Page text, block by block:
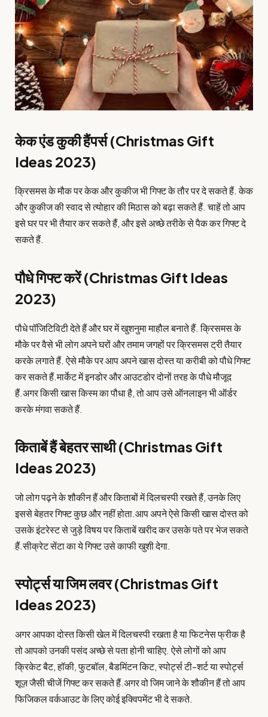
केक एंड कुकी हैंपर्स (Christmas Gift
Ideas 2023)
क्रिसमस के मौक पर केक और कुकीज भी गिफ्ट के तौर पर दे सकते हैं. केक
और कुकीज की स्वाद से त्योहार की मिठास को बढ़ा सकते हैं. चाहें तो आप
इसे घर पर भी तैयार कर सकते हैं, और इसे अच्छे तरीके से पैक कर गिफ्ट दे
सकते हैं.
पौधे गिफ्ट करें (Christmas Gift Ideas
2023)
पौधे पॉजिटिविटी देते हैं और घर में खुशनुमा माहौल बनाते हैं. क्रिसमस के
मौके पर वैसे भी लोग अपने घरों और तमाम जगहों पर क्रिसमस ट्री तैयार
करके लगाते हैं. ऐसे मौके पर आप अपने खास दोस्‍त या करीबी को पौधे गिफ्ट
कर सकते हैं.मार्केट में इनडोर और आउटडोर दोनों तरह के पौधे मौजूद
हैं.अगर किसी खास किस्‍म का पौधा है, तो आप उसे ऑनलाइन भी ऑर्डर
करके मंगवा सकते हैं.
किताबें हैं बेहतर साथी (Christmas Gift
Ideas 2023)
जो लोग पढ़ने के शौकीन हैं और किताबों में दिलचस्‍पी रखते हैं, उनके लिए
इससे बेहतर गिफ्ट कुछ और नहीं होता.आप अपने ऐसे किसी खास दोस्‍त को
उसके इंटरेस्‍ट से जुड़े विषय पर किताबें खरीद कर उसके पते पर भेज सकते
हैं.सीक्रेट सेंटा का ये गिफ्ट उसे काफी खुशी देगा.
स्पोर्ट्स या जिम लवर (Christmas Gift
Ideas 2023)
अगर आपका दोस्त किसी खेल में दिलचस्पी रखता है या फिटनेस फ्रीक है
तो आपको उनकी पसंद अच्छे से पता होनी चाहिए. ऐसे लोगों को आप
क्रिकेट बैट, हॉकी, फुटबॉल, बैडमिंटन किट, स्पोर्ट्स टी-शर्ट या स्पोर्ट्स
शूज़ जैसी चीजें गिफ्ट कर सकते हैं.अगर वो जिम जाने के शौकीन हैं तो आप
फिजिकल वर्कआउट के लिए कोई इक्विपमेंट भी दे सकते.